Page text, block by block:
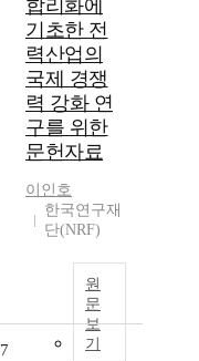
합리화에
기초한 전
력산업의
국제 경쟁
력 강화 연
구를 위한
문헌자료
이인호
한국연구재
단(NRF)
원
문
보
기
7